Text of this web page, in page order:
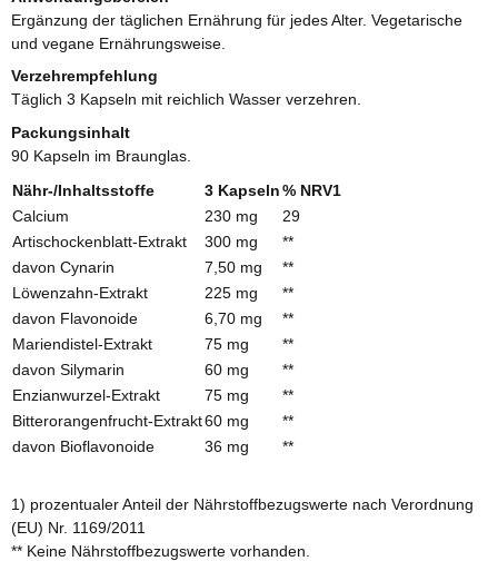
Ergänzung der täglichen Ernährung für jedes Alter. Vegetarische
und vegane Ernährungsweise.
Verzehrempfehlung
Täglich 3 Kapseln mit reichlich Wasser verzehren.
Packungsinhalt
90 Kapseln im Braunglas.
Nähr-/Inhaltsstoffe
3 Kapseln% NRV1
Calcium
230 mg
29
Artischockenblatt-Extrakt
300 mg
**
davon Cynarin
7,50 mg
**
Löwenzahn-Extrakt
225 mg
**
davon Flavonoide
6,70 mg
**
Mariendistel-Extrakt
75 mg
**
davon Silymarin
60 mg
**
Enzianwurzel-Extrakt
75 mg
**
Bitterorangenfrucht-Extrakt60 mg
**
davon Bioflavonoide
36 mg **
1) prozentualer Anteil der Nährstoffbezugswerte nach Verordnung
(EU) Nr. 1169/2011
** Keine Nährstoffbezugswerte vorhanden.